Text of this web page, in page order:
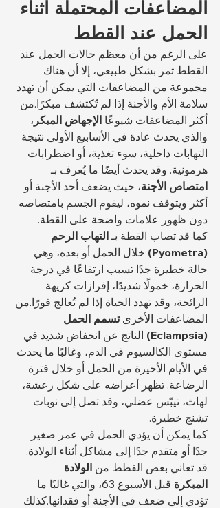
المضاعفات المحتملة أثناء
الحمل عند القطط
على الرغم من أن معظم حالات الحمل عند
القطط تمر بشكل طبيعي، إلا أن هناك
مجموعة من المضاعفات التي يمكن أن تهدد
سلامة الأم والأجنة إذا لم تُكتشف مبكرًا.من
أكثر المضاعفات شيوعًا الإجهاض المبكر ،
والذي يحدث عادة في الأسابيع الأولى نتيجة
التهابات داخلية، سوء تغذية، أو اضطرابات
هرمونية. وقد يحدث أيضًا ما يُعرف بـ
امتصاص الأجنة، حيث يضعف أحد الأجنة أو
أكثر ويتوقف نموه، ليقوم الجسم بامتصاصه
دون ظهور علامات واضحة على القطة.
كما قد تصاب القطة بـ التهاب الرحم
(Pyometra)
خلال الحمل أو بعده، وهي
حالة خطيرة جدًا تسبب ارتفاعًا في درجة
الحرارة، خمولًا شديدًا، إفرازات كريهة
الرائحة، وقد تهدد الحياة إذا لم تُعالج فورًا.من
المضاعفات الأخرى تسمم الحمل
(Eclampsia)
الناتج عن انخفاض شديد في
مستوى الكالسيوم في الدم، وغالبًا ما يحدث
في الأيام الأخيرة من الحمل أو خلال فترة
الرضاعة. تظهر أعراضه على شكل رعشة،
لهاث، تيبّس عضلي، وقد تصل إلى نوبات
تشنج خطيرة.
كما يمكن أن يؤدي الحمل في عمر صغير
جدًا أو متقدم جدًا إلى مشاكل أثناء الولادة.
قد تعاني بعض القطط من الولادة
المبكرة
قبل الأسبوع 63، والتي غالبًا ما
تؤدي إلى ضعف في الأجنة أو فقدانها.كذلك